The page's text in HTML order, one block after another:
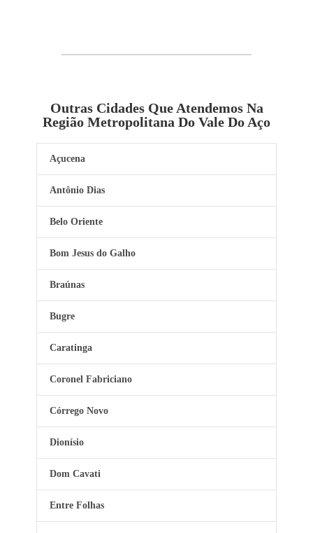
Outras Cidades Que Atendemos Na
Região Metropolitana Do Vale Do Aço
Açucena
Antônio Dias
Belo Oriente
Bom Jesus do Galho
Braúnas
Bugre
Caratinga
Coronel Fabriciano
Córrego Novo
Dionísio
Dom Cavati
Entre Folhas